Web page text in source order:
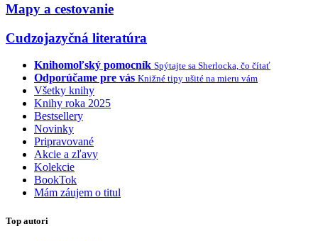
Mapy a cestovanie
Cudzojazyčná literatúra
Knihomoľský pomocník Spýtajte sa Sherlocka, čo čítať
Odporúčame pre vás Knižné tipy ušité na mieru vám
Všetky knihy
Knihy roka 2025
Bestsellery
Novinky
Pripravované
Akcie a zľavy
Kolekcie
BookTok
Mám záujem o titul
Top autori